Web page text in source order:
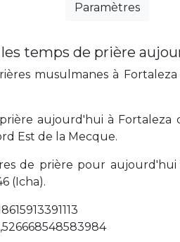
Paramètres
temps de prière
musulmanes à
aujourd'hui à Fortaleza
Est de la Mecque.
de prière pour aujourd'hui
(Icha).